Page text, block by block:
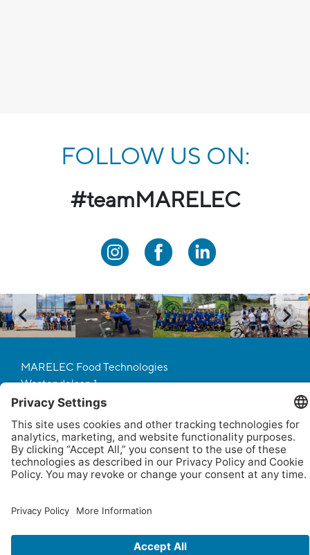
FOLLOW US ON:
#teamMARELEC
MARELEC Food Technologies
Westendelaan 1
8620 Nieuwpoort
Tel. +32 58 22 21 11
http://www.marelec.com
jobs@marelec.com
© Marelec Food Technologies |Global Privacy Policy